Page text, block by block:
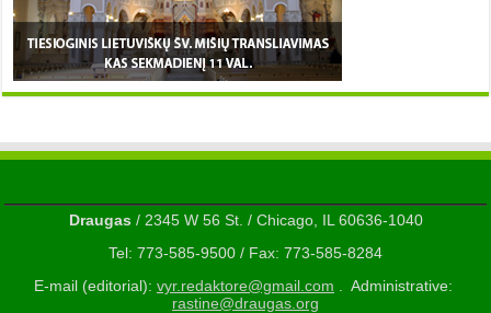
Draugas/ 2345 W 56 St. / Chicago, IL 60636-1040
Tel: 773-585-9500 / Fax: 773-585-8284
E-mail (editorial): vyr.redaktore@gmail.com . Administrative:
rastine@draugas.org